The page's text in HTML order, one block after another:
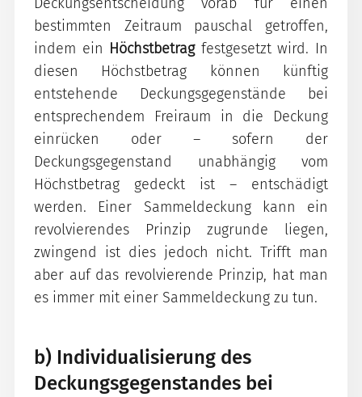
bestimmten Zeitraum pauschal getroffen,
indem ein Höchstbetrag festgesetzt wird. In
diesen Höchstbetrag können künftig
entstehende Deckungsgegenstände bei
entsprechendem Freiraum in die Deckung
einrücken oder – sofern der
Deckungsgegenstand unabhängig vom
Höchstbetrag gedeckt ist – entschädigt
werden. Einer Sammeldeckung kann ein
revolvierendes Prinzip zugrunde liegen,
zwingend ist dies jedoch nicht. Trifft man
aber auf das revolvierende Prinzip, hat man
es immer mit einer Sammeldeckung zu tun.
b) Individualisierung des
Deckungsgegenstandes bei